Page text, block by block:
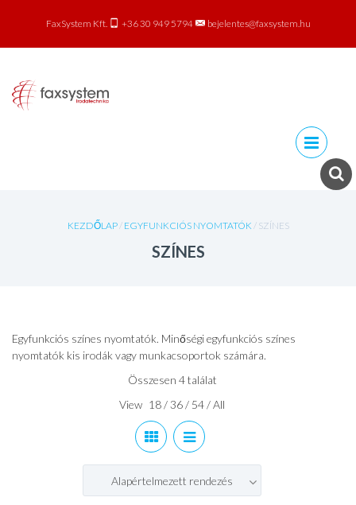
FaxSystem Kft. +36 30 949 5794 bejelentes@faxsystem.hu
Skip to
content
KEZDŐLAP/ EGYFUNKCIÓS NYOMTATÓK/ SZÍNES
SZÍNES
Egyfunkciós színes nyomtatók. Minőségi egyfunkciós színes
nyomtatók kis irodák vagy munkacsoportok számára.
Összesen 4 találat
View 18/36/ 54/All
Alapértelmezett rendezés